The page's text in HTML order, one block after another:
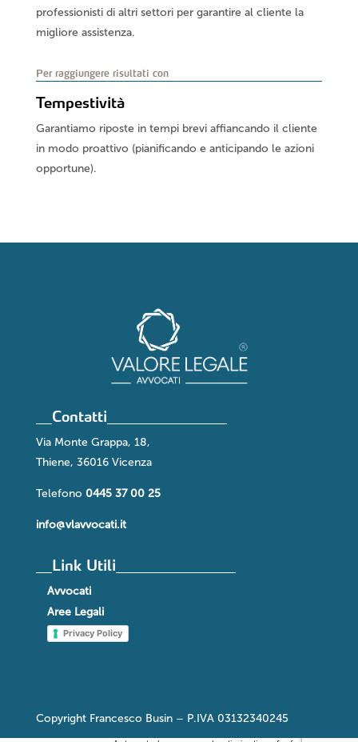
professionisti di altri settori per garantire al cliente la
migliore assistenza.
Per raggiungere risultati con
Tempestività
Garantiamo riposte in tempi brevi affiancando il cliente
in modo proattivo (pianificando e anticipando le azioni
opportune).
Contatti
Via Monte Grappa, 18,
Thiene, 36016 Vicenza
Telefono 0445 37 00 25
info@vlavvocati.it
Link Utili
Avvocati
Aree Legali
Privacy Policy
Copyright Francesco Busin – P.IVA 03132340245